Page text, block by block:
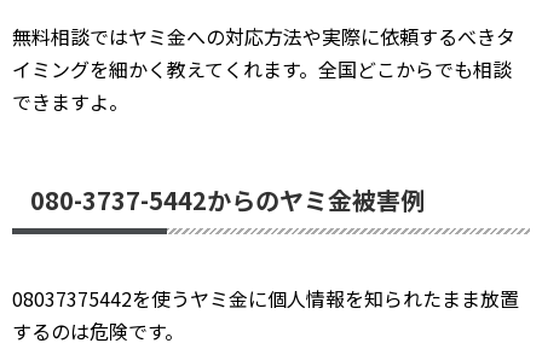
無料相談ではヤミ金への対応方法や実際に依頼するべきタ
イミングを細かく教えてくれます。全国どこからでも相談
できますよ。
080-3737-5442からのヤミ金被害例
08037375442を使うヤミ金に個人情報を知られたまま放置
するのは危険です。